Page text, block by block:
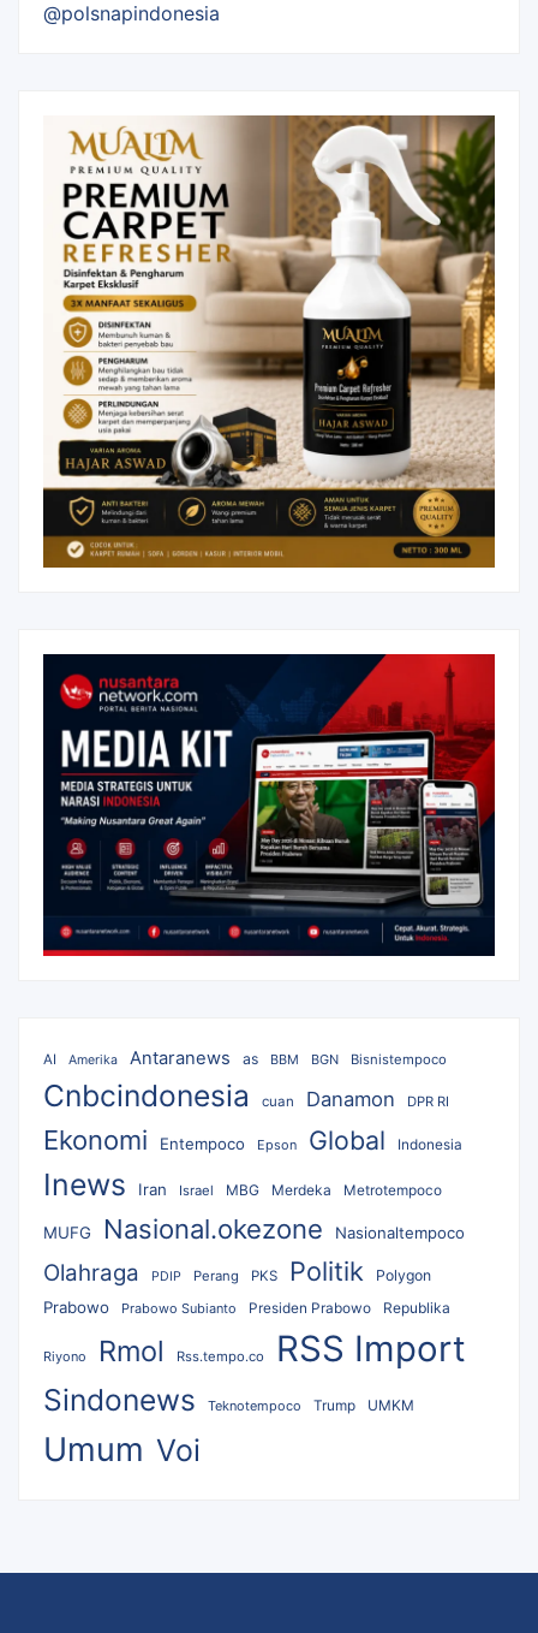
@polsnapindonesia
AI Amerika Antaranews as BBM BGN Bisnistempoco
Cnbcindonesia cuan Danamon DPR RI
Ekonomi Entempoco Epson Global Indonesia
Inews Iran Israel MBG Merdeka Metrotempoco
MUFG Nasional.okezone Nasionaltempoco
Olahraga PDIP Perang PKS Politik Polygon
Prabowo Prabowo Subianto Presiden Prabowo Republika
Riyono Rmol Rss.tempo.co RSS Import
Sindonews Teknotempoco Trump UMKM
Umum Voi